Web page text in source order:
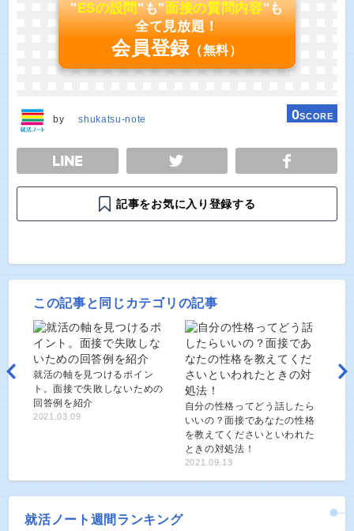
"ESの設問"も"面接の質問内容"も
全て見放題！
会員登録 （無料）
by shukatsu-note 0SCORE
TWEET
記事をお気に入り登録する
この記事と同じカテゴリの記事
就活の軸を見つけるポイン
ト。面接で失敗しないための
回答例を紹介
2021.03.09
自分の性格ってどう話したら
いいの？面接であなたの性格
を教えてくださいといわれた
ときの対処法！
2021.09.13
就活ノート週間ランキング